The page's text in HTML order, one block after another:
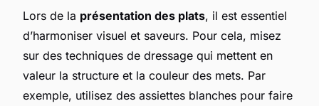
Lors de la présentation des plats, il est essentiel
d’harmoniser visuel et saveurs. Pour cela, misez
sur des techniques de dressage qui mettent en
valeur la structure et la couleur des mets. Par
exemple, utilisez des assiettes blanches pour faire